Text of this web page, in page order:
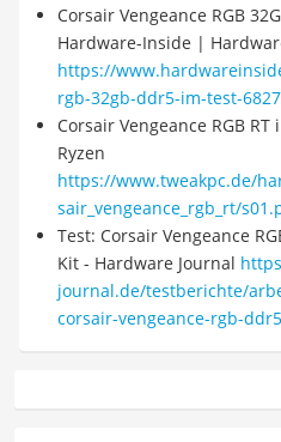
Corsair Vengeance RGB
Hardware-Inside |
https://
rgb-32gb-ddr5-im-test-
Corsair Vengeance RGB
Ryzen
https://www.tweakpc.de/
sair_vengeance_rgb_rt/
Test: Corsair Vengeance
Kit - Hardware Journal
journal.de/testberichte/
corsair-vengeance-rgb-